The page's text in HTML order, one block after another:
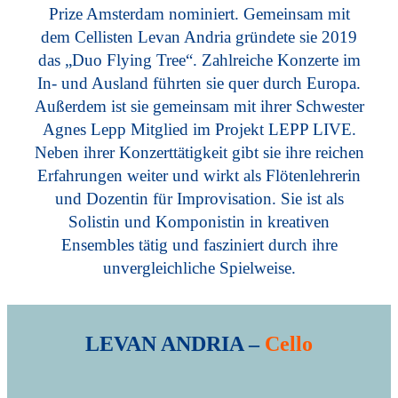
Prize Amsterdam nominiert. Gemeinsam mit
dem Cellisten Levan Andria gründete sie 2019
das „Duo Flying Tree“. Zahlreiche Konzerte im
In- und Ausland führten sie quer durch Europa.
Außerdem ist sie gemeinsam mit ihrer Schwester
Agnes Lepp Mitglied im Projekt LEPP LIVE.
Neben ihrer Konzerttätigkeit gibt sie ihre reichen
Erfahrungen weiter und wirkt als Flötenlehrerin
und Dozentin für Improvisation. Sie ist als
Solistin und Komponistin in kreativen
Ensembles tätig und fasziniert durch ihre
unvergleichliche Spielweise.
LEVAN ANDRIA – Cello